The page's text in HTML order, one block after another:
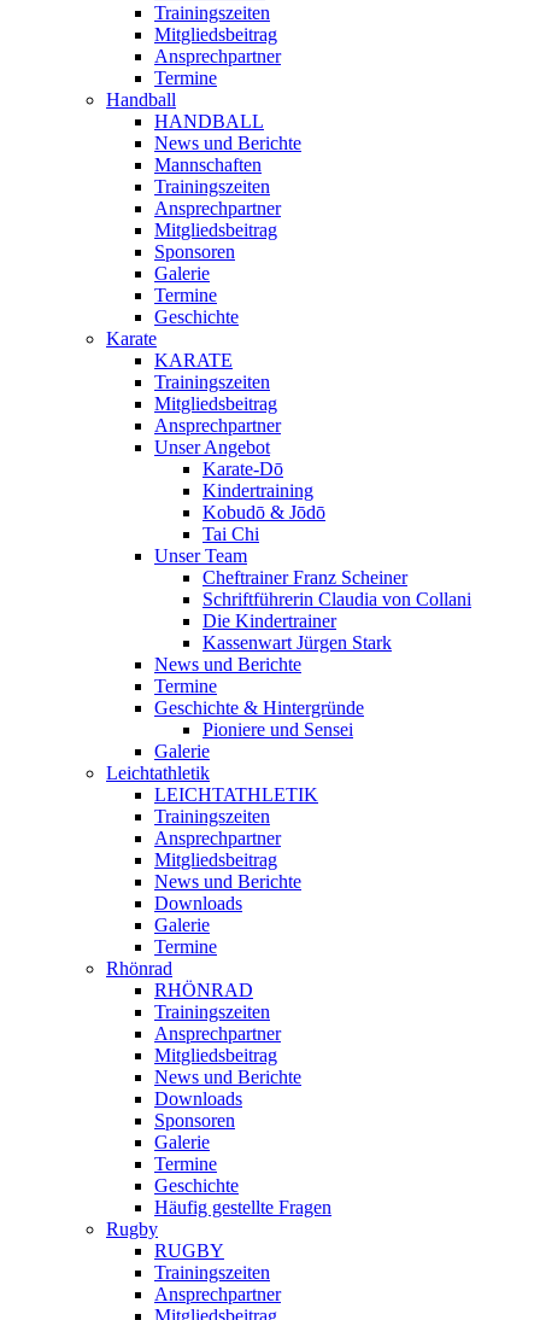
Trainingszeiten
Mitgliedsbeitrag
Ansprechpartner
Termine
Handball
HANDBALL
News und Berichte
Mannschaften
Trainingszeiten
Ansprechpartner
Mitgliedsbeitrag
Sponsoren
Galerie
Termine
Geschichte
Karate
KARATE
Trainingszeiten
Mitgliedsbeitrag
Ansprechpartner
Unser Angebot
Karate-Dō
Kindertraining
Kobudō & Jōdō
Tai Chi
Unser Team
Cheftrainer Franz Scheiner
Schriftführerin Claudia von Collani
Die Kindertrainer
Kassenwart Jürgen Stark
News und Berichte
Termine
Geschichte & Hintergründe
Pioniere und Sensei
Galerie
Leichtathletik
LEICHTATHLETIK
Trainingszeiten
Ansprechpartner
Mitgliedsbeitrag
News und Berichte
Downloads
Galerie
Termine
Rhönrad
RHÖNRAD
Trainingszeiten
Ansprechpartner
Mitgliedsbeitrag
News und Berichte
Downloads
Sponsoren
Galerie
Termine
Geschichte
Häufig gestellte Fragen
Rugby
RUGBY
Trainingszeiten
Ansprechpartner
Mitgliedsbeitrag